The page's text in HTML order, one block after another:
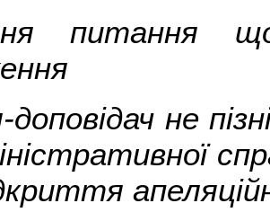
питання
не